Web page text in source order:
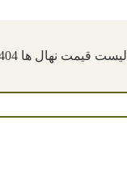
لیست قیمت نهال ها 1404